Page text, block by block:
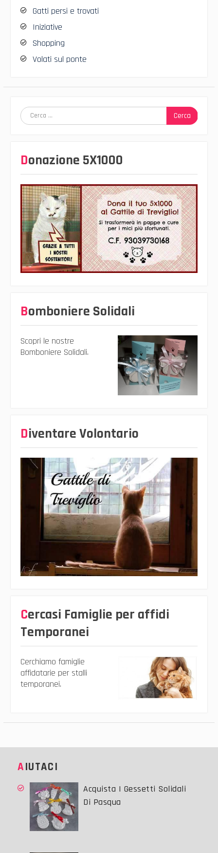
Gatti persi e trovati
Iniziative
Shopping
Volati sul ponte
Ricerca
per:
Donazione 5X1000
Bomboniere Solidali
Scopri le nostre
Bomboniere Solidali.
Diventare Volontario
Cercasi Famiglie per affidi
Temporanei
Cerchiamo famiglie
affidatarie per stalli
temporanei.
AIUTACI
Acquista I Gessetti Solidali
Di Pasqua